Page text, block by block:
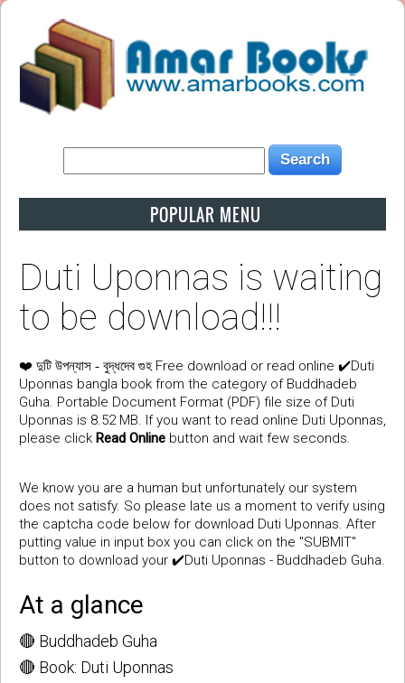
POPULAR MENU
Duti Uponnas is waiting
to be download!!!
❤️ দুটি উপন্যাস - বুদ্ধদেব গুহ Free download or read online ✔️Duti
Uponnas bangla book from the category of Buddhadeb
Guha. Portable Document Format (PDF) file size of Duti
Uponnas is 8.52 MB. If you want to read online Duti Uponnas,
please click Read Online button and wait few seconds.
We know you are a human but unfortunately our system
does not satisfy. So please late us a moment to verify using
the captcha code below for download Duti Uponnas. After
putting value in input box you can click on the "SUBMIT"
button to download your ✔️Duti Uponnas - Buddhadeb Guha.
At a glance
🔴 Buddhadeb Guha
🔴 Book: Duti Uponnas